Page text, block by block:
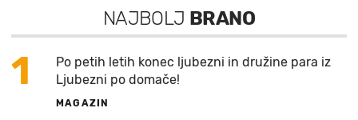
NAJBOLJ BRANO
1
Po petih letih konec ljubezni in družine para iz
Ljubezni po domače!
MAGAZIN